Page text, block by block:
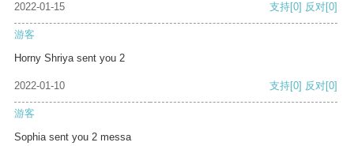
2022-01-15 支持[0] 反对[0]
游客
Horny Shriya sent you 2
2022-01-10 支持[0] 反对[0]
游客
Sophia sent you 2 messa